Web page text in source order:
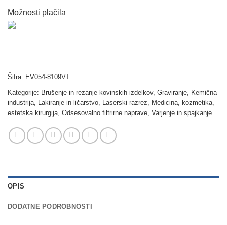
Možnosti plačila
Šifra: EV054-8109VT
Kategorije: Brušenje in rezanje kovinskih izdelkov, Graviranje, Kemična
industrija, Lakiranje in ličarstvo, Laserski razrez, Medicina, kozmetika,
estetska kirurgija, Odsesovalno filtrirne naprave, Varjenje in spajkanje
OPIS
DODATNE PODROBNOSTI